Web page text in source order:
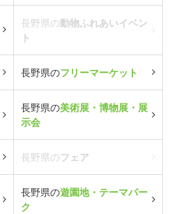
長野県の動物ふれあいイベン
ト
長野県のフリーマーケット
長野県の美術展・博物展・展
示会
長野県のフェア
長野県の遊園地・テーマパー
ク